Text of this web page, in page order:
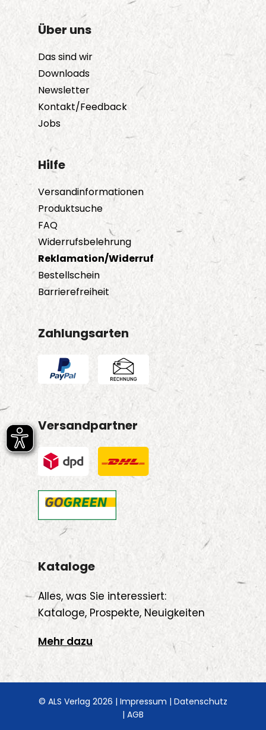
Über uns
Das sind wir
Downloads
Newsletter
Kontakt/Feedback
Jobs
Hilfe
Versandinformationen
Produktsuche
FAQ
Widerrufsbelehrung
Reklamation/Widerruf
Bestellschein
Barrierefreiheit
Zahlungsarten
Versandpartner
Kataloge
Alles, was Sie interessiert:
Kataloge, Prospekte, Neuigkeiten
Mehr dazu
© ALS Verlag 2026 | Impressum | Datenschutz
| AGB